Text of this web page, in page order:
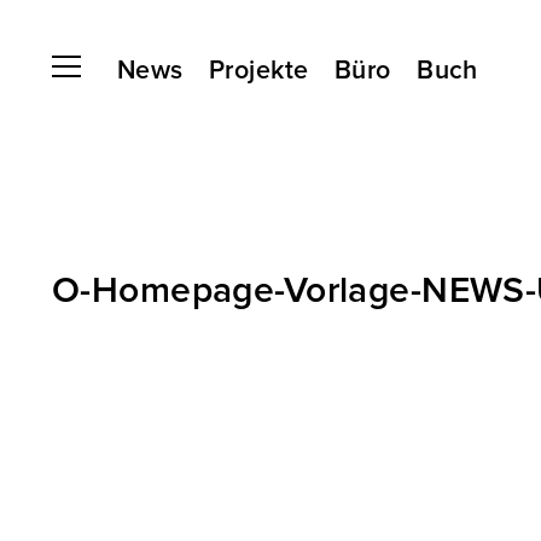
News Projekte Büro Buch
O-Homepage-Vorlage-